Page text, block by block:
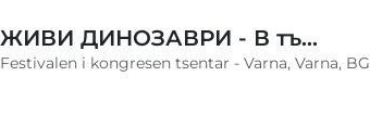
ЖИВИ ДИНОЗАВРИ - В търсене на яйцето - Варна
Festivalen i kongresen tsentar - Varna, Varna, BG